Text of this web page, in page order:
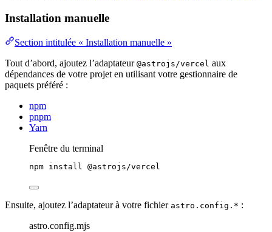
Installation manuelle
Section intitulée « Installation manuelle »
Tout d’abord, ajoutez l’adaptateur @astrojs/vercel aux
dépendances de votre projet en utilisant votre gestionnaire de
paquets préféré :
npm
pnpm
Yarn
Fenêtre du terminal
npm install @astrojs/vercel
Ensuite, ajoutez l’adaptateur à votre fichier astro.config.* :
astro.config.mjs